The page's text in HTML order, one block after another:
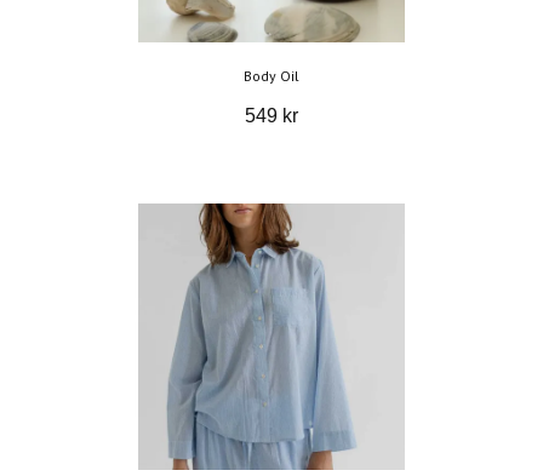
Body Oil
549 kr